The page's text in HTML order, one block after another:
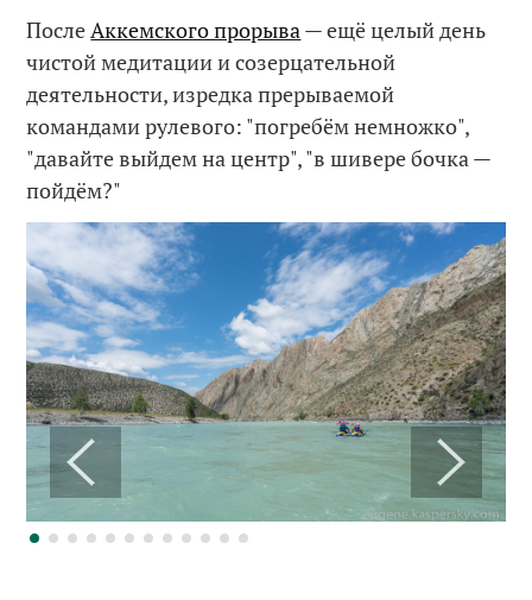
ПослеАккемского прорыва— ещё целый день
чистой медитации и созерцательной
деятельности, изредка прерываемой
командами рулевого: "погребём немножко",
"давайте выйдем на центр", "в шивере бочка —
пойдём?"